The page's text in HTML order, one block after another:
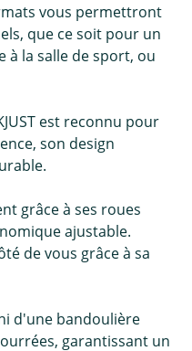
vous permettront
que ce soit pour un
à la salle de sport, ou
est reconnu pour
son design
grâce à ses roues
ajustable.
de vous grâce à sa
d'une bandoulière
garantissant un